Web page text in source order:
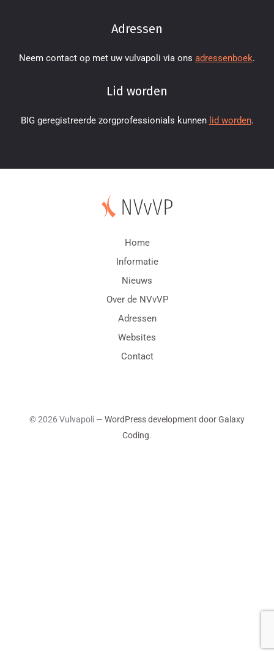
Adressen
Neem contact op met uw vulvapoli via ons adressenboek.
Lid worden
BIG geregistreerde zorgprofessionials kunnen lid worden.
Home
Informatie
Nieuws
Over de NVvVP
Adressen
Websites
Contact
© 2026 Vulvapoli — WordPress development door Galaxy
Coding.